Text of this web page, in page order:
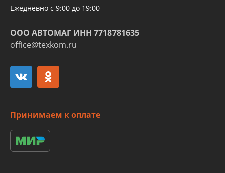
Ежедневно с 9:00 до 19:00
ООО АВТОМАГ ИНН 7718781635
office@texkom.ru
Принимаем к оплате